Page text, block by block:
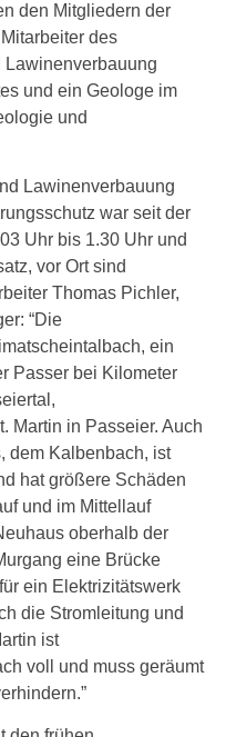
den Mitgliedern der
des
Lawinenverbauung
und ein Geologe im
und
Lawinenverbauung
war seit der
Uhr bis 1.30 Uhr und
vor Ort sind
Thomas Pichler,
“Die
ein
Passer bei Kilometer
Martin in Passeier. Auch
dem Kalbenbach, ist
hat größere Schäden
und im Mittellauf
oberhalb der
eine Brücke
ein Elektrizitätswerk
die Stromleitung und
ist
voll und muss geräumt